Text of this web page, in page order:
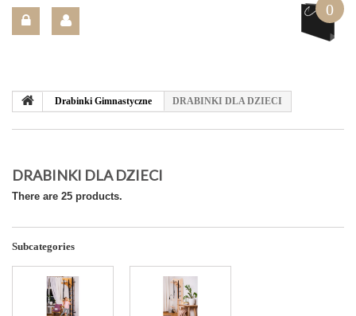
0
Drabinki Gimnastyczne DRABINKI DLA DZIECI
DRABINKI DLA DZIECI
There are 25 products.
Subcategories